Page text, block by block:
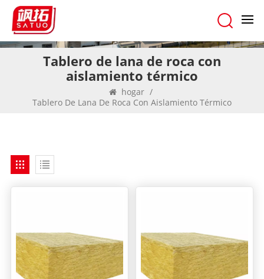
Tablero de lana de roca con
aislamiento térmico
hogar /
Tablero De Lana De Roca Con Aislamiento Térmico